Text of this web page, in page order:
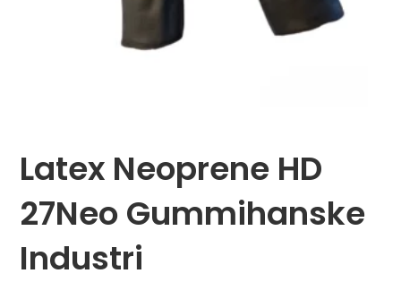
Latex Neoprene HD
27Neo Gummihanske
Industri